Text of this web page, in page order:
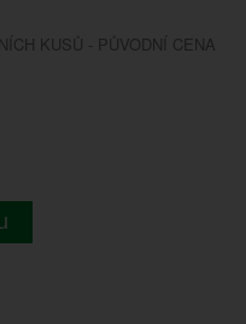
KUSŮ - PŮVODNÍ CENA